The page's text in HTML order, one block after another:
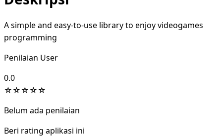
A simple and easy-to-use library to enjoy videogames
programming
Penilaian User
0.0
☆☆☆☆☆
Belum ada penilaian
Beri rating aplikasi ini